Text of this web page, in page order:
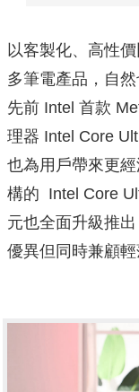
以客製化、高性
多筆電產品，自
先前 Intel 首款
理器 Intel Core
也為用戶帶來更
構的 Intel Core
元也全面升級推
優異但同時兼顧輕